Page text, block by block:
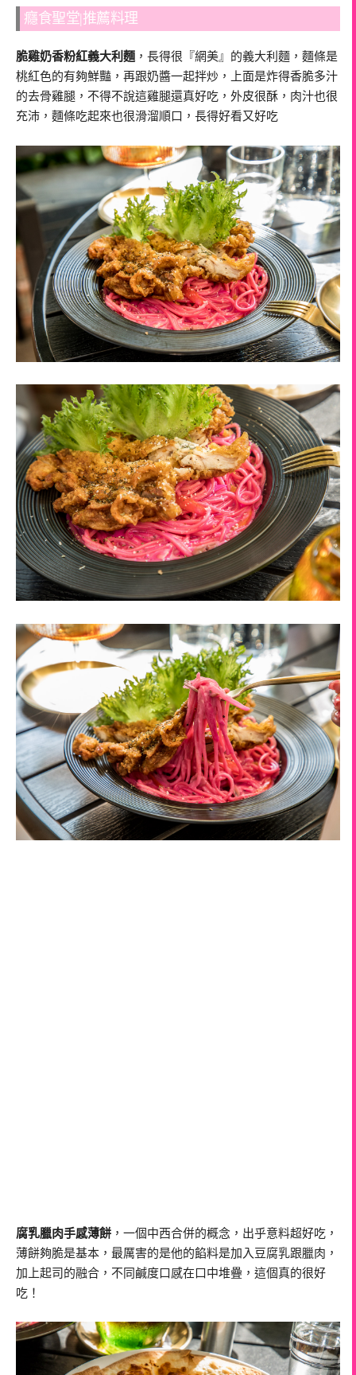
癮食聖堂|推薦料理
脆雞奶香粉紅義大利麵 ，長得很『網美』的義大利麵，麵條是
桃紅色的有夠鮮豔，再跟奶醬一起拌炒，上面是炸得香脆多汁
的去骨雞腿，不得不說這雞腿還真好吃，外皮很酥，肉汁也很
充沛，麵條吃起來也很滑溜順口，長得好看又好吃
腐乳臘肉手感薄餅 ，一個中西合併的概念，出乎意料超好吃，
薄餅夠脆是基本，最厲害的是他的餡料是加入豆腐乳跟臘肉，
加上起司的融合，不同鹹度口感在口中堆疊，這個真的很好
吃！